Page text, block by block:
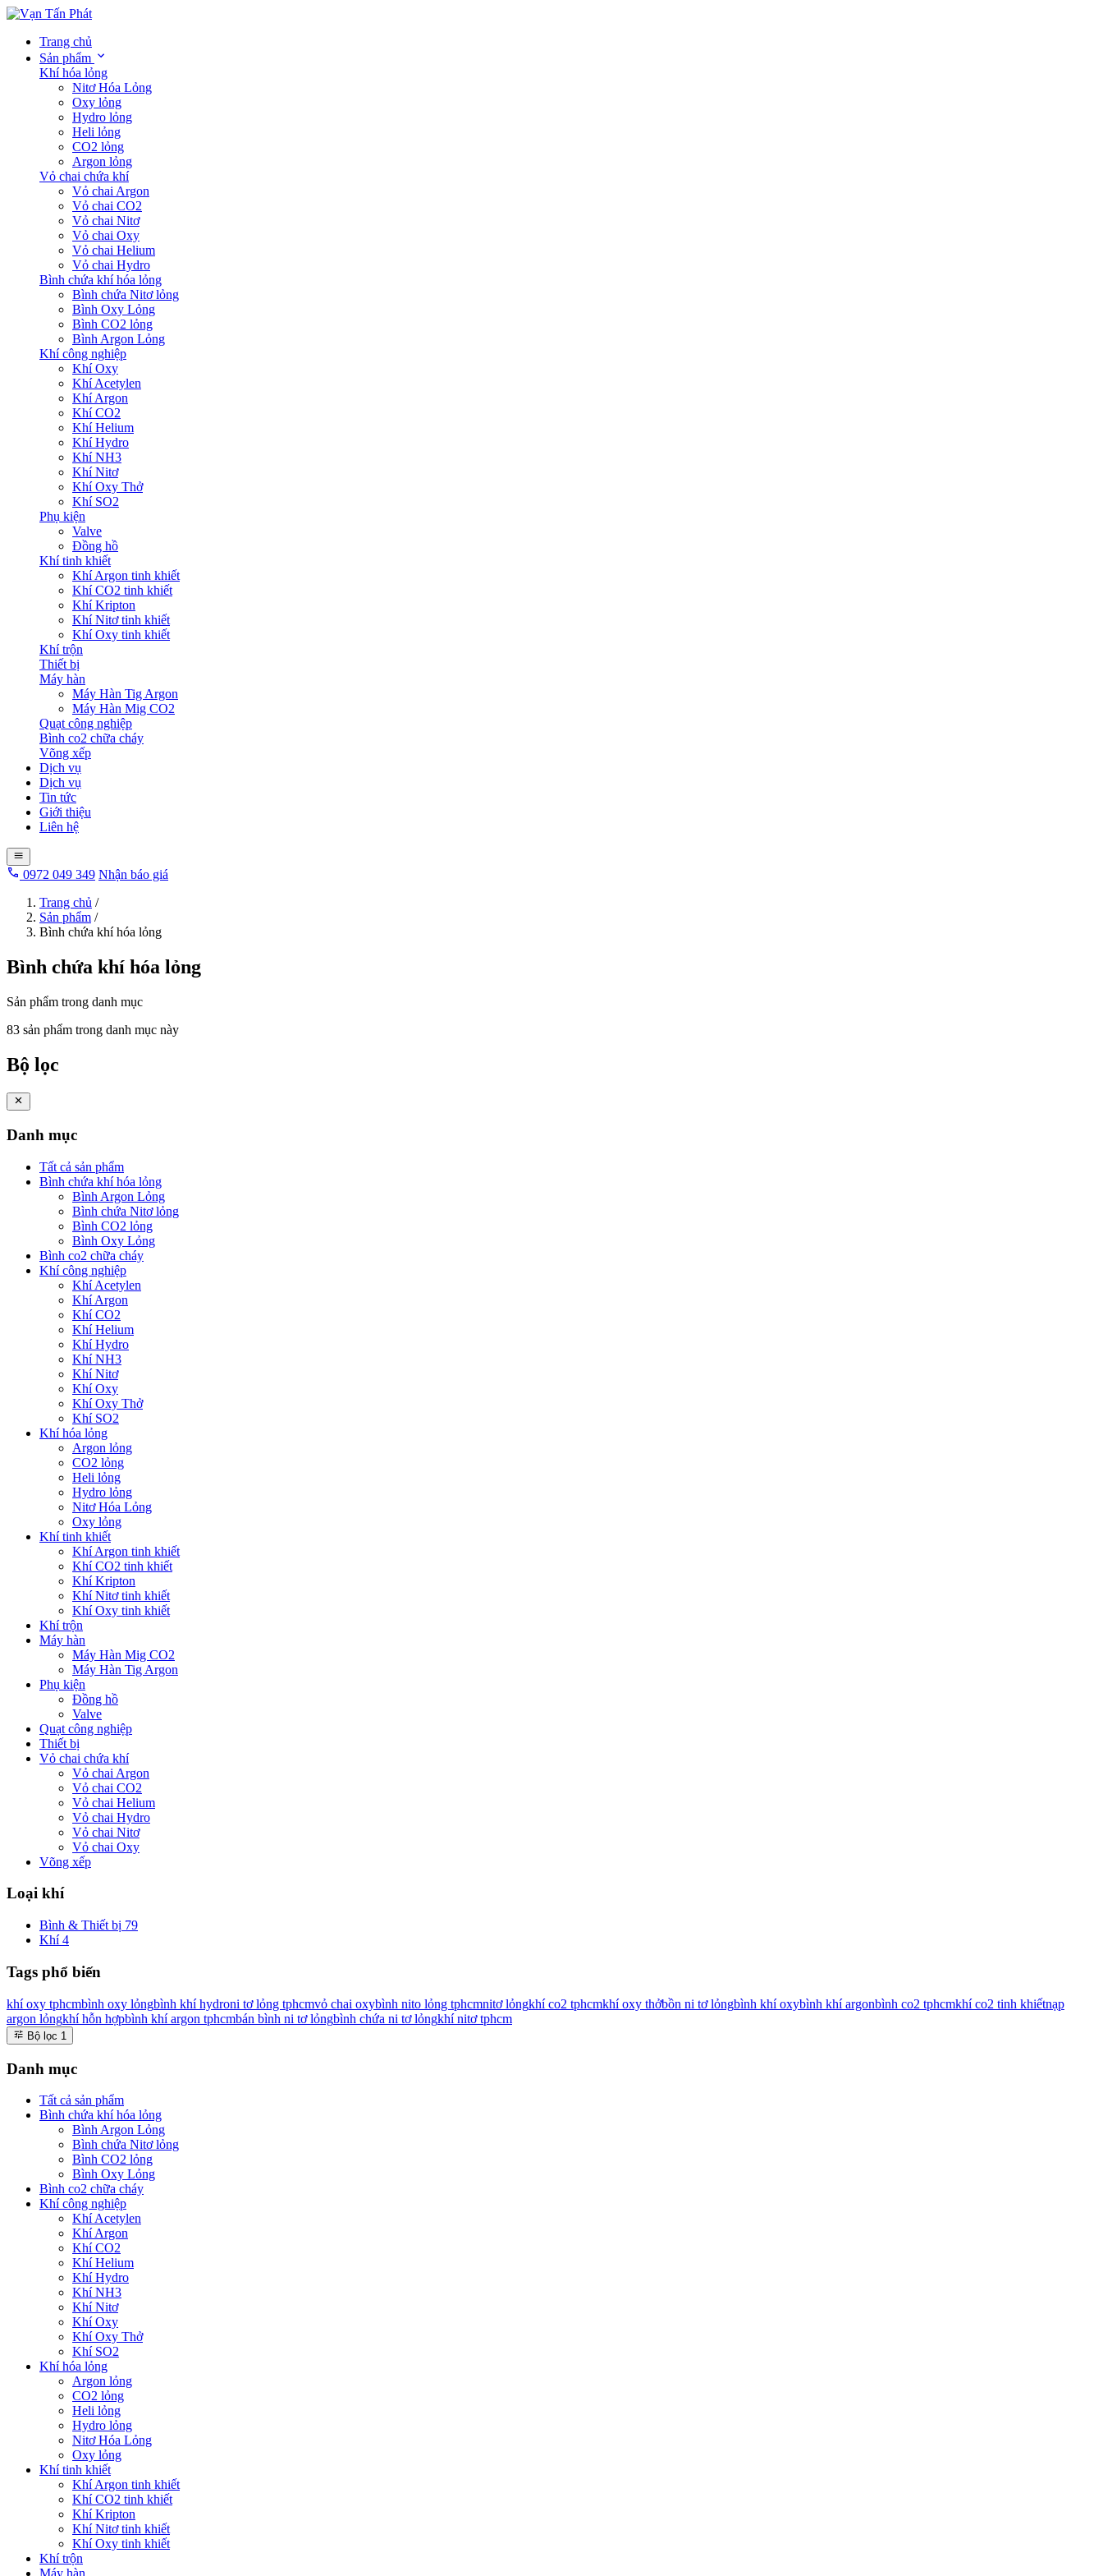
Trang chủ
Sản phẩm
Khí hóa lỏng
Nitơ Hóa Lỏng
Oxy lỏng
Hydro lỏng
Heli lỏng
CO2 lỏng
Argon lỏng
Vỏ chai chứa khí
Vỏ chai Argon
Vỏ chai CO2
Vỏ chai Nitơ
Vỏ chai Oxy
Vỏ chai Helium
Vỏ chai Hydro
Bình chứa khí hóa lỏng
Bình chứa Nitơ lỏng
Bình Oxy Lỏng
Bình CO2 lỏng
Bình Argon Lỏng
Khí công nghiệp
Khí Oxy
Khí Acetylen
Khí Argon
Khí CO2
Khí Helium
Khí Hydro
Khí NH3
Khí Nitơ
Khí Oxy Thở
Khí SO2
Phụ kiện
Valve
Đồng hồ
Khí tinh khiết
Khí Argon tinh khiết
Khí CO2 tinh khiết
Khí Kripton
Khí Nitơ tinh khiết
Khí Oxy tinh khiết
Khí trộn
Thiết bị
Máy hàn
Máy Hàn Tig Argon
Máy Hàn Mig CO2
Quạt công nghiệp
Bình co2 chữa cháy
Võng xếp
Dịch vụ
Dịch vụ
Tin tức
Giới thiệu
Liên hệ
0972 049 349 Nhận báo giá
Trang chủ /
Sản phẩm /
Bình chứa khí hóa lỏng
Bình chứa khí hóa lỏng
Sản phẩm trong danh mục
83 sản phẩm trong danh mục này
Bộ lọc
Danh mục
Tất cả sản phẩm
Bình chứa khí hóa lỏng
Bình Argon Lỏng
Bình chứa Nitơ lỏng
Bình CO2 lỏng
Bình Oxy Lỏng
Bình co2 chữa cháy
Khí công nghiệp
Khí Acetylen
Khí Argon
Khí CO2
Khí Helium
Khí Hydro
Khí NH3
Khí Nitơ
Khí Oxy
Khí Oxy Thở
Khí SO2
Khí hóa lỏng
Argon lỏng
CO2 lỏng
Heli lỏng
Hydro lỏng
Nitơ Hóa Lỏng
Oxy lỏng
Khí tinh khiết
Khí Argon tinh khiết
Khí CO2 tinh khiết
Khí Kripton
Khí Nitơ tinh khiết
Khí Oxy tinh khiết
Khí trộn
Máy hàn
Máy Hàn Mig CO2
Máy Hàn Tig Argon
Phụ kiện
Đồng hồ
Valve
Quạt công nghiệp
Thiết bị
Vỏ chai chứa khí
Vỏ chai Argon
Vỏ chai CO2
Vỏ chai Helium
Vỏ chai Hydro
Vỏ chai Nitơ
Vỏ chai Oxy
Võng xếp
Loại khí
Bình & Thiết bị 79
Khí 4
Tags phổ biến
khí oxy tphcmbình oxy lỏngbình khí hydroni tơ lỏng tphcmvỏ chai oxybình nito lỏng tphcmnitơ lỏngkhí co2 tphcmkhí oxy thởbồn ni tơ lỏngbình khí oxybình khí argonbình co2 tphcmkhí co2 tinh khiếtnạp
argon lỏngkhí hỗn hợpbình khí argon tphcmbán bình ni tơ lỏngbình chứa ni tơ lỏngkhí nitơ tphcm
Bộ lọc 1
Danh mục
Tất cả sản phẩm
Bình chứa khí hóa lỏng
Bình Argon Lỏng
Bình chứa Nitơ lỏng
Bình CO2 lỏng
Bình Oxy Lỏng
Bình co2 chữa cháy
Khí công nghiệp
Khí Acetylen
Khí Argon
Khí CO2
Khí Helium
Khí Hydro
Khí NH3
Khí Nitơ
Khí Oxy
Khí Oxy Thở
Khí SO2
Khí hóa lỏng
Argon lỏng
CO2 lỏng
Heli lỏng
Hydro lỏng
Nitơ Hóa Lỏng
Oxy lỏng
Khí tinh khiết
Khí Argon tinh khiết
Khí CO2 tinh khiết
Khí Kripton
Khí Nitơ tinh khiết
Khí Oxy tinh khiết
Khí trộn